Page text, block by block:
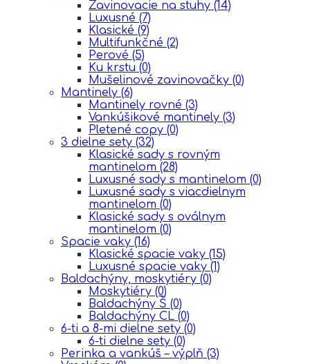
Zavinovacie na stuhy (14)
Luxusné (7)
Klasické (9)
Multifunkčné (2)
Perové (5)
Ku krstu (0)
Mušelinové zavinovačky (0)
Mantinely (6)
Mantinely rovné (3)
Vankúšikové mantinely (3)
Pletené copy (0)
3 dielne sety (32)
Klasické sady s rovným
mantinelom (28)
Luxusné sady s mantinelom (0)
Luxusné sady s viacdielnym
mantinelom (0)
Klasické sady s oválnym
mantinelom (0)
Spacie vaky (16)
Klasické spacie vaky (15)
Luxusné spacie vaky (1)
Baldachýny, moskytiéry (0)
Moskytiéry (0)
Baldachýny Š (0)
Baldachýny CL (0)
6-ti a 8-mi dielne sety (0)
6-ti dielne sety (0)
Perinka a vankúš – výplň (3)